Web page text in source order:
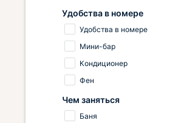
Удобства в номере
Удобства в номере
Мини-бар
Кондиционер
Фен
Чем заняться
Баня